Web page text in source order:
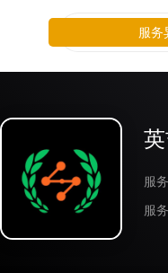
服
服
服务